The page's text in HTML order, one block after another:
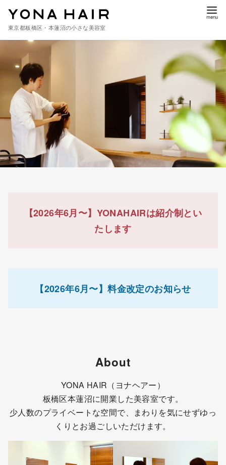
コ
ン
テ
へ
東京都板橋区・本蓮沼の小さな美容室
【2026年6月〜】 YONAHAIRは紹介制とい
たします
【2026年6月〜】料金改定のお知らせ
About
YONA HAIR（ヨナヘアー）
板橋区本蓮沼に開業した美容室です。
少人数のプライベートな空間で、まわりを気にせずゆっ
くりとお過ごしいただけます。